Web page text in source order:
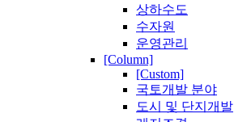
상하수도
수자원
운영관리
[Column]
[Custom]
국토개발 분야
도시 및 단지개발